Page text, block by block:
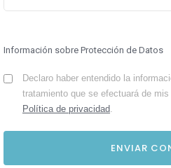
Información sobre Protección de Datos
Declaro haber entendido la
tratamiento que se efectuará de
Política de privacidad.